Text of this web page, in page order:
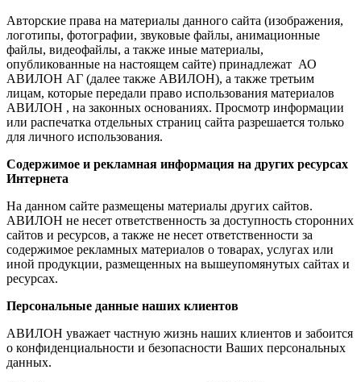
Авторские права на материалы данного сайта (изображения,
логотипы, фотографии, звуковые файлы, анимационные
файлы, видеофайлы, а также иные материалы,
опубликованные на настоящем сайте) принадлежат АО
АВИЛОН АГ (далее также АВИЛОН), а также третьим
лицам, которые передали право использования материалов
АВИЛОН , на законных основаниях. Просмотр информации
или распечатка отдельных страниц сайта разрешается только
для личного использования.
Содержимое и рекламная информация на других ресурсах
Интернета
На данном сайте размещены материалы других сайтов.
АВИЛОН не несет ответственность за доступность сторонних
сайтов и ресурсов, а также не несет ответственности за
содержимое рекламных материалов о товарах, услугах или
иной продукции, размещенных на вышеупомянутых сайтах и
ресурсах.
Персональные данные наших клиентов
АВИЛОН уважает частную жизнь наших клиентов и забоится
о конфиденциальности и безопасности Ваших персональных
данных.